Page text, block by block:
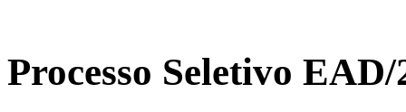
Processo Seletivo EAD/